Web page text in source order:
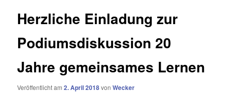
Herzliche Einladung zur
Podiumsdiskussion 20
Jahre gemeinsames Lernen
Veröffentlicht am2. April 2018vonWecker